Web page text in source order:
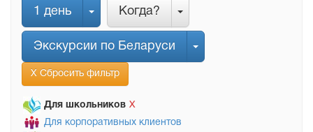
1 день Когда?
Экскурсии по Беларуси
Х Сбросить фильтр
Для школьников Х
Для корпоративных клиентов